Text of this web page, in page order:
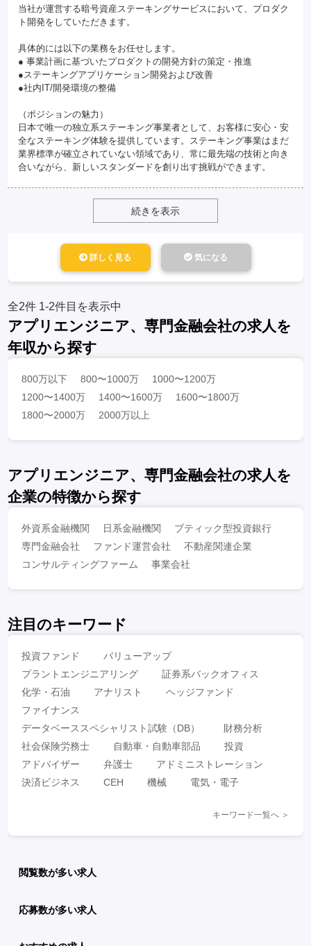
当社が運営する暗号資産ステーキングサービスにおいて、プロダク
ト開発をしていただきます。
具体的には以下の業務をお任せします。
● 事業計画に基づいたプロダクトの開発方針の策定・推進
●ステーキングアプリケーション開発および改善
●社内IT/開発環境の整備
（ポジションの魅力）
日本で唯一の独立系ステーキング事業者として、お客様に安心・安
全なステーキング体験を提供しています。ステーキング事業はまだ
業界標準が確立されていない領域であり、常に最先端の技術と向き
合いながら、新しいスタンダードを創り出す挑戦ができます。
続きを表示
詳しく見る 気になる
全2件 1-2件目を表示中
アプリエンジニア、専門金融会社の求人を
年収から探す
800万以下 800〜1000万
1000〜1200万
1200〜1400万
1400〜1600万
1600〜1800万
1800〜2000万
2000万以上
アプリエンジニア、専門金融会社の求人を
企業の特徴から探す
外資系金融機関 日系金融機関
ブティック型投資銀行
専門金融会社
ファンド運営会社
不動産関連企業
コンサルティングファーム
事業会社
注目のキーワード
投資ファンド
バリューアップ
プラントエンジニアリング
証券系バックオフィス
化学・石油
アナリスト
ヘッジファンド
ファイナンス
データベーススペシャリスト試験（DB）
財務分析
社会保険労務士
自動車・自動車部品
投資
アドバイザー
弁護士
アドミニストレーション
決済ビジネス
CEH 機械 電気・電子
キーワード一覧へ ＞
閲覧数が多い求人
応募数が多い求人